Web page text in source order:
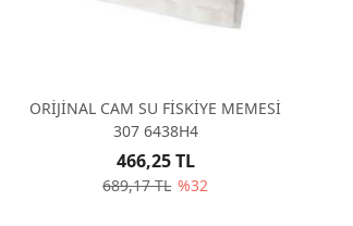
ORİJİNAL CAM SU FİSKİYE MEMESİ
307 6438H4
689,17 TL %32
466,25 TL